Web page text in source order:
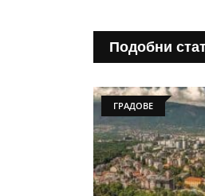
Подобни
ГРАДОВЕ